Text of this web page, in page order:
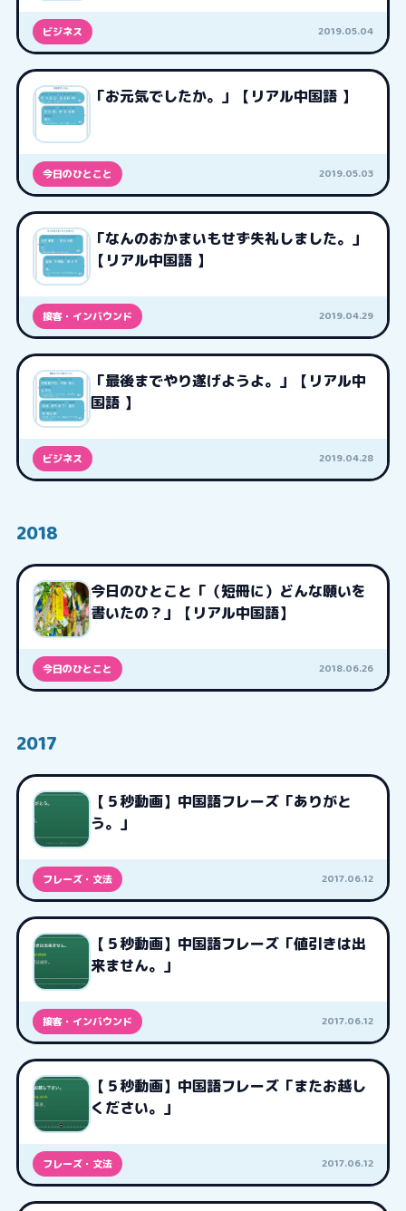
ビジネス 2019.05.04
「お元気でしたか。」【リアル中国語 】
今日のひとこと 2019.05.03
「なんのおかまいもせず失礼しました。」
【リアル中国語 】
接客・インバウンド 2019.04.29
「最後までやり遂げようよ。」【リアル中
国語 】
ビジネス 2019.04.28
2018
今日のひとこと「（短冊に）どんな願いを
書いたの？」【リアル中国語】
今日のひとこと 2018.06.26
2017
【５秒動画】中国語フレーズ「ありがと
う。」
フレーズ・文法 2017.06.12
【５秒動画】中国語フレーズ「値引きは出
来ません。」
接客・インバウンド 2017.06.12
【５秒動画】中国語フレーズ「またお越し
ください。」
フレーズ・文法 2017.06.12